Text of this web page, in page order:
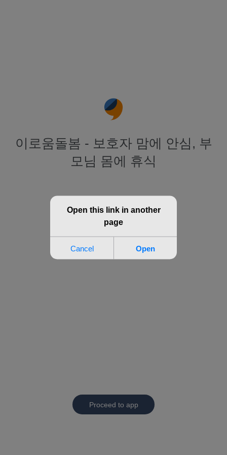
이로움돌봄 - 보호자 맘에 안심, 부
모님 몸에 휴식
Proceed to app